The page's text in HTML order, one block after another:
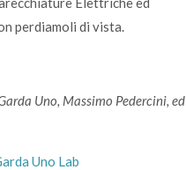
perdiamoli di vista.
Uno, Massimo Pedercini, ed
Uno Lab